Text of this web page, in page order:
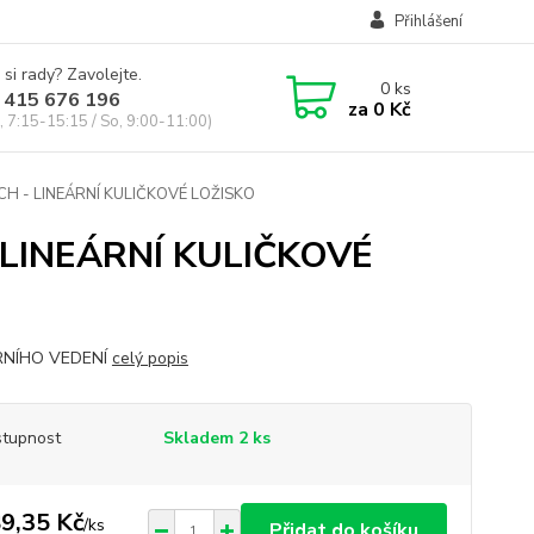
Přihlášení
rady? Zavolejte.
676 196
7:15-15:15 / So, 9:00-11:00)
0ks
za 0 Kč
- LINEÁRNÍ KULIČKOVÉ LOŽISKO
KULIČKOVÉ
VEDENÍ celý popis
Skladem 2 ks
Kč/ks